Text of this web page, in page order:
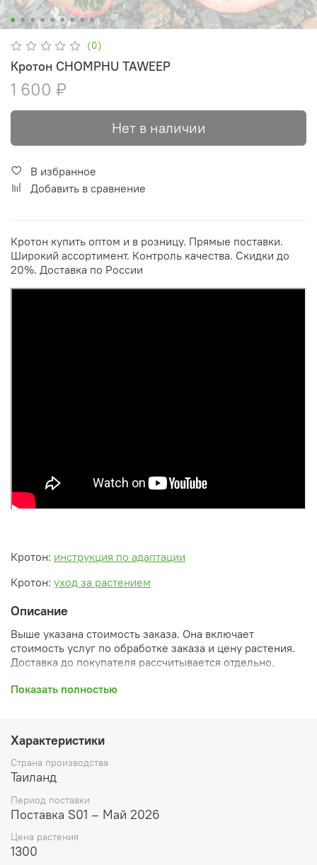
(0)
Кротон CHOMPHU TAWEEP
1 600 ₽
Нет в наличии
В избранное
Добавить в сравнение
Кротон купить оптом и в розницу. Прямые поставки.
Широкий ассортимент. Контроль качества. Скидки до
20%. Доставка по России
Кротон: инструкция по адаптации
Кротон: уход за растением
Описание
Выше указана стоимость заказа. Она включает
стоимость услуг по обработке заказа и цену растения.
Доставка до покупателя рассчитывается отдельно.
После оформления заказа вы получите его
скидки, уточнен способ доставки, сделано
бронирование и т.д.). Затем вам будут высланы
согласованные счета со ссылками на оплату услуг и
растений. При этом предварительный заказ теряет силу.
Внимание: фото в каталоге демонстрирует сорт, а не
размере, указанном в карточке товара ниже.
Показать полностью
Характеристики
Страна производства
Таиланд
Период поставки
Поставка S01 – Май 2026
Цена растения
1300